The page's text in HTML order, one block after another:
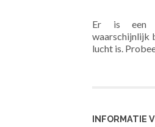
Er is een
waarschijnlijk
lucht is.
INFORMATIE